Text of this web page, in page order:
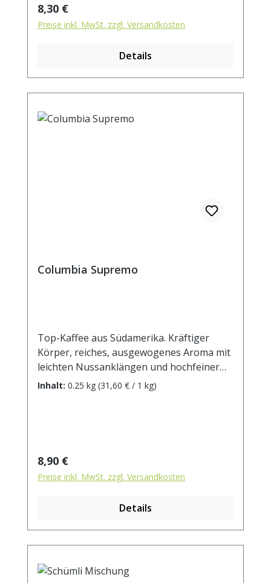
Regulärer Preis:
8,30 €
Preise inkl. MwSt. zzgl. Versandkosten
Details
Columbia Supremo
Top-Kaffee aus Südamerika. Kräftiger
Körper, reiches, ausgewogenes Aroma mit
leichten Nussanklängen und hochfeiner
Tasse. Zählt zu den besten Kaffees aus
Inhalt: 0.25 kg (31,60 € / 1 kg)
Regulärer Preis:
8,90 €
Preise inkl. MwSt. zzgl. Versandkosten
Details